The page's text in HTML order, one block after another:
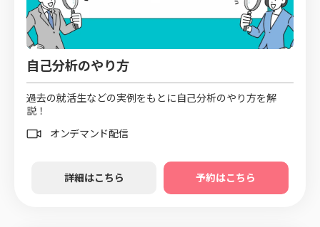
自己分析のやり方
過去の就活生などの実例をもとに自己分析のやり方を解
説！
オンデマンド配信
詳細はこちら 予約はこちら